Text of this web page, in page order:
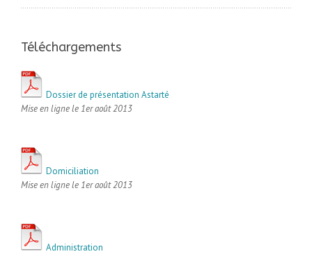
Téléchargements
Dossier de présentation Astarté
Mise en ligne le 1er août 2013
Domiciliation
Mise en ligne le 1er août 2013
Administration